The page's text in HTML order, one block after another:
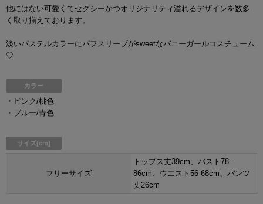
他にはない可愛くてセクシーかつオリジナリティ溢れるデザインを数多
く取り揃えております。
淡いパステルカラーにパフスリーブがsweetなバニーガールコスチューム
♡
カラー
・ピンク/桃色
・ブルー/青色
サイズ[cm]
フリーサイズ
トップス丈39cm、バスト78-
86cm、ウエスト56-68cm、パンツ
丈26cm